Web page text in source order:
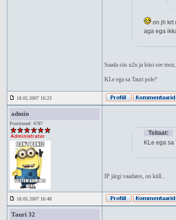
on jh krt
aga ega
Saada siis u2u ja küsi see
KLe ega sa Tauri pole?
18.05.2007 16:23
admin
Postitused: 4787
Tsitaat:
KLe ega sa
IP järgi vaadates, on küll...
18.05.2007 16:48
Tauri 32